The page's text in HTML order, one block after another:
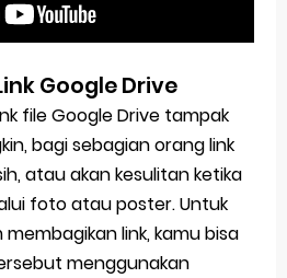
Google Drive
file Google Drive tampak
bagi sebagian orang link
atau akan kesulitan ketika
foto atau poster. Untuk
link, kamu bisa
menggunakan